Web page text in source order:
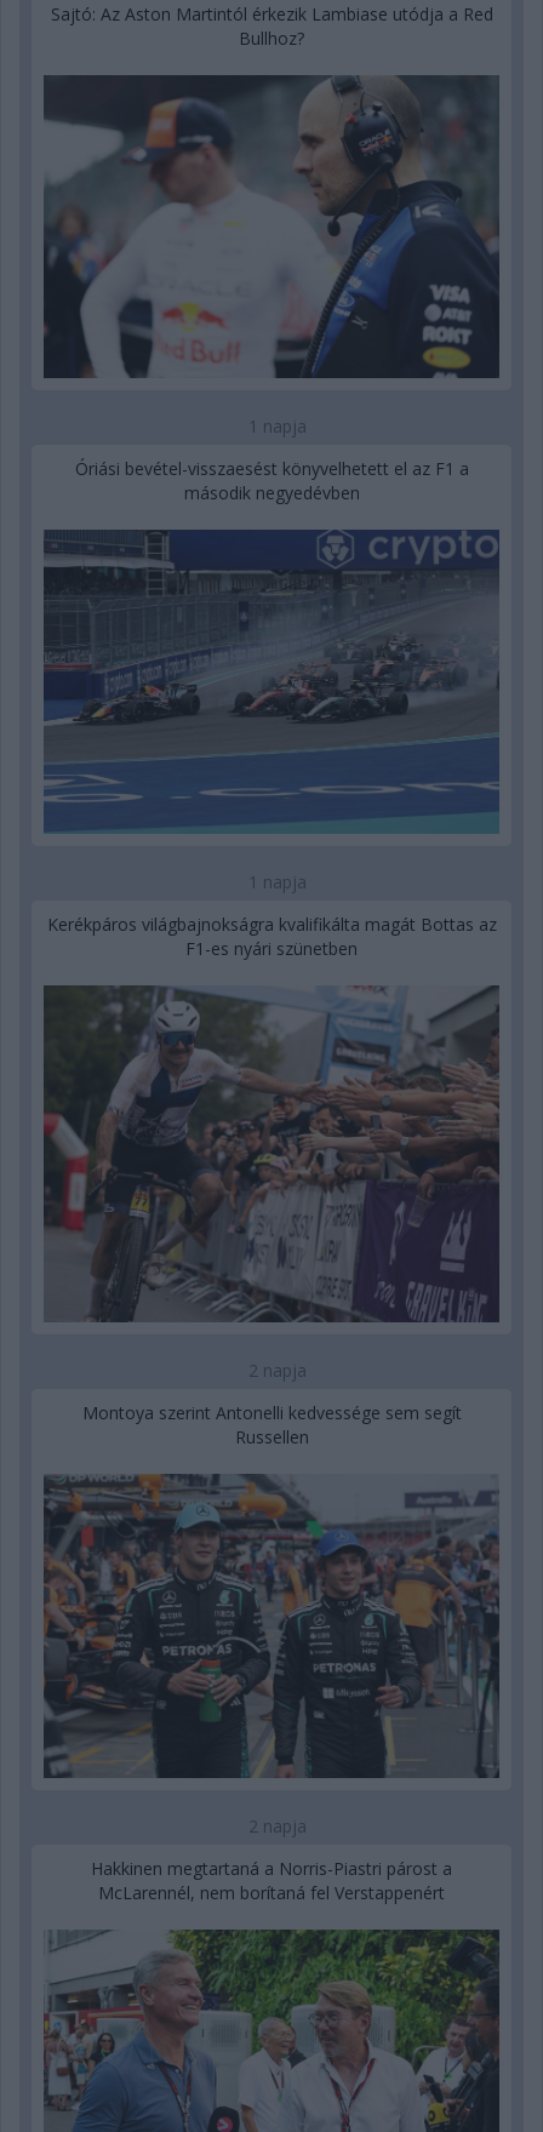
Sajtó: Az Aston Martintól érkezik Lambiase utódja a Red
Bullhoz?
1 napja
Óriási bevétel-visszaesést könyvelhetett el az F1 a
második negyedévben
1 napja
Kerékpáros világbajnokságra kvalifikálta magát Bottas az
F1-es nyári szünetben
2 napja
Montoya szerint Antonelli kedvessége sem segít
Russellen
2 napja
Hakkinen megtartaná a Norris-Piastri párost a
McLarennél, nem borítaná fel Verstappenért